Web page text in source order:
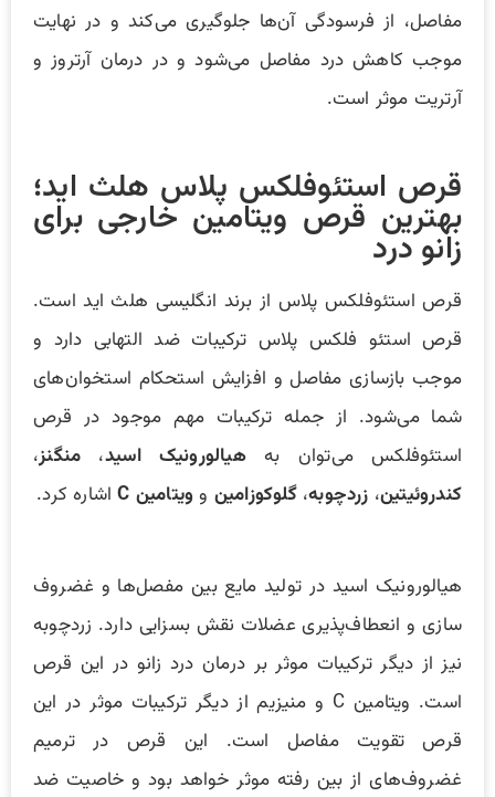
مفاصل، از فرسودگی آن‌ها جلوگیری می‌کند و در نهایت
موجب کاهش درد مفاصل می‌شود و در درمان آرتروز و
آرتریت موثر است.
قرص استئوفلکس پلاس هلث اید؛
بهترین قرص ویتامین خارجی برای
زانو درد
قرص استئوفلکس پلاس از برند انگلیسی هلث اید است.
قرص استئو فلکس پلاس ترکیبات ضد التهابی دارد و
موجب بازسازی مفاصل و افزایش استحکام استخوان‌های
شما می‌شود. از جمله ترکیبات مهم موجود در قرص
استئوفلکس می‌توان بههیالورونیک اسید، منگنز،
کندروئیتین، زردچوبه،گلوکوزامین وویتامین Cاشاره کرد.
هیالورونیک اسید در تولید مایع بین مفصل‌ها و غضروف
سازی و انعطاف‌پذیری عضلات نقش بسزایی دارد. زردچوبه
نیز از دیگر ترکیبات موثر بر درمان درد زانو در این قرص
است. ویتامین C و منیزیم از دیگر ترکیبات موثر در این
قرص تقویت مفاصل است. این قرص در ترمیم
غضروف‌های از بین رفته موثر خواهد بود و خاصیت ضد